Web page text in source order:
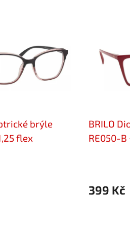
brýle
flex
BRILO
RE050-B
399 Kč